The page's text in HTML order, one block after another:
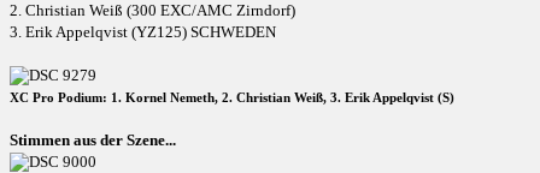
2. Christian Weiß (300 EXC/AMC Zirndorf)
3. Erik Appelqvist (YZ125) SCHWEDEN
XC Pro Podium: 1. Kornel Nemeth, 2. Christian Weiß, 3. Erik Appelqvist (S)
Stimmen aus der Szene...